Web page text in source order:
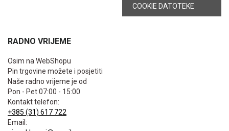
COOKIE DATOTEKE
RADNO VRIJEME
Osim na WebShopu
Pin trgovine možete i posjetiti
Naše radno vrijeme je od
Pon - Pet 07:00 - 15:00
Kontakt telefon:
+385 (31) 617 722
Email: